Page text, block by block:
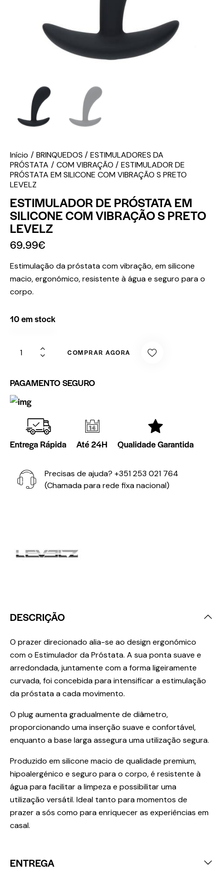
Início BRINQUEDOS
ESTIMULADORES DA
PRÓSTATA
COM VIBRAÇÃO
ESTIMULADOR DE
PRÓSTATA EM SILICONE COM VIBRAÇÃO S PRETO
LEVELZ
ESTIMULADOR DE PRÓSTATA EM
SILICONE COM VIBRAÇÃO S PRETO
LEVELZ
69.99€
Estimulação da próstata com vibração, em silicone
macio, ergonómico, resistente à água e seguro para o
corpo.
10 em stock
COMPRAR AGORA
PAGAMENTO SEGURO
Entrega Rápida Até 24H Qualidade Garantida
Precisas de ajuda? +351 253 021 764
(Chamada para rede fixa nacional)
DESCRIÇÃO
O prazer direcionado alia-se ao design ergonómico
com o Estimulador da Próstata. A sua ponta suave e
arredondada, juntamente com a forma ligeiramente
curvada, foi concebida para intensificar a estimulação
da próstata a cada movimento.
O plug aumenta gradualmente de diâmetro,
proporcionando uma inserção suave e confortável,
enquanto a base larga assegura uma utilização segura.
Produzido em silicone macio de qualidade premium,
hipoalergénico e seguro para o corpo, é resistente à
água para facilitar a limpeza e possibilitar uma
utilização versátil. Ideal tanto para momentos de
prazer a sós como para enriquecer as experiências em
casal.
ENTREGA